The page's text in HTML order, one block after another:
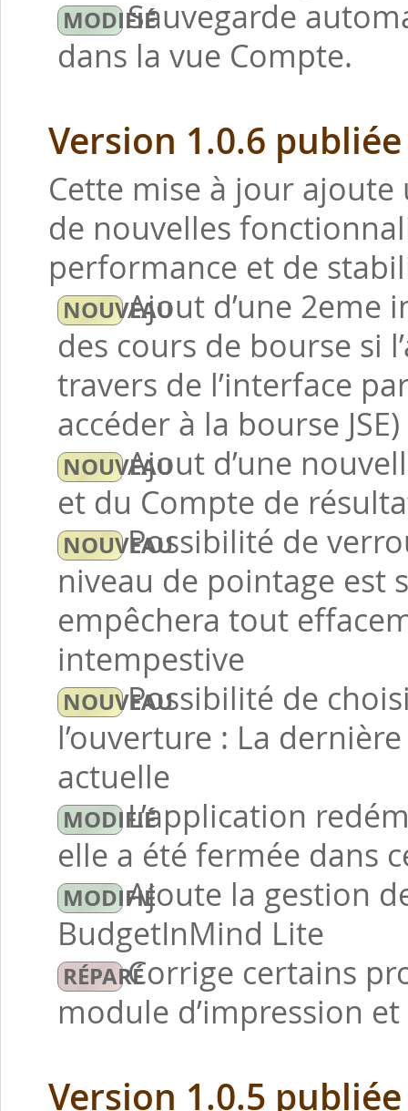
Sauvegarde
dans la vue Compte.
Version 1.0.6
Cette mise à jour ajoute
de nouvelles
performance et de
Ajout d’une 2eme
des cours de bourse si
travers de l’interface
accéder à la bourse JSE)
Ajout d’une
et du Compte de
Possibilité de
niveau de pointage est
empêchera tout
intempestive
Possibilité de
l’ouverture : La
actuelle
L’application
elle a été fermée dans
Ajoute la gestion
BudgetInMind Lite
Corrige certains
module d’impression
Version 1.0.5